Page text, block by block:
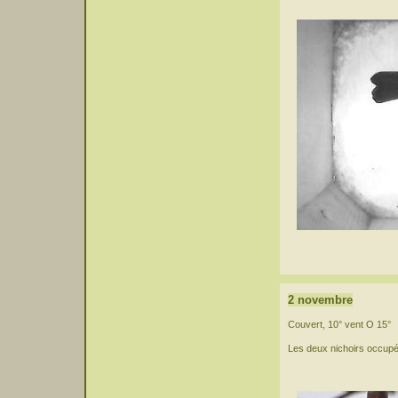
2 novembre
Couvert, 10° vent O 15°
Les deux nichoirs